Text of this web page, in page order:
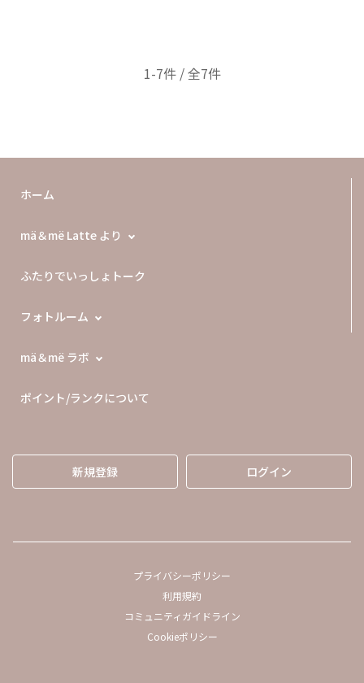
1-7件 / 全7件
ホーム
mä＆më Latte より
ふたりでいっしょトーク
フォトルーム
mä＆më ラボ
ポイント/ランクについて
新規登録 ログイン
プライバシーポリシー
利用規約
コミュニティガイドライン
Cookieポリシー